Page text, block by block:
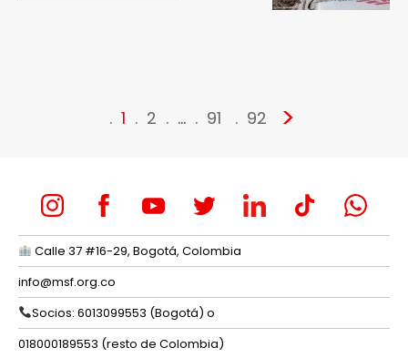
1 2 … 91 92 >
Calle 37 #16-29, Bogotá, Colombia
info@msf.org.co
Socios: 6013099553 (Bogotá) o
018000189553 (resto de Colombia)